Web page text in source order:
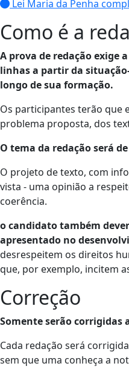
Lei Maria da Penha
Como é a
A prova de redação exige
linhas a partir da
longo de sua formação.
Os participantes terão que
problema proposta, dos
O tema da redação será
O projeto de texto, com
vista - uma opinião a
coerência.
o candidato também
apresentado no
desrespeitem os direitos
que, por exemplo, incitem
Correção
Somente serão corrigidas
Cada redação será
sem que uma conheça a